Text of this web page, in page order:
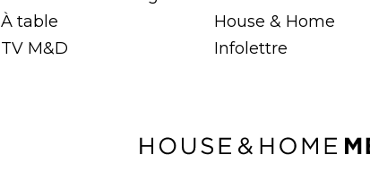
À table
TV M&D
House & Home
Infolettre